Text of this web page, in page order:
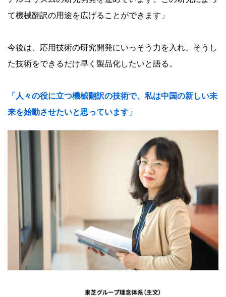
て機械翻訳の用途を広げることができます」
今後は、応用技術の研究開発にいっそう力を入れ、そうし
た技術をできるだけ早く製品化したいと語る。
「人々の役に立つ機械翻訳の技術で、私は中国の新しい未
来を始動させたいと思っています」